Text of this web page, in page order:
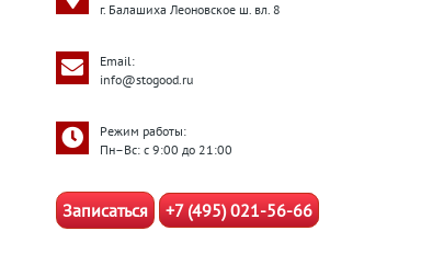
г. Балашиха Леоновское ш. вл. 8
Email:
info@stogood.ru
Режим работы:
Пн–Вс: с 9:00 до 21:00
Записаться +7 (495) 021-56-66